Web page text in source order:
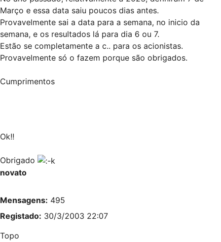
Março e essa data saiu poucos dias antes.
Provavelmente sai a data para a semana, no inicio da
semana, e os resultados lá para dia 6 ou 7.
Estão se completamente a c.. para os acionistas.
Provavelmente só o fazem porque são obrigados.
Cumprimentos
Ok!!
Obrigado
novato
Mensagens: 495
Registado: 30/3/2003 22:07
Topo